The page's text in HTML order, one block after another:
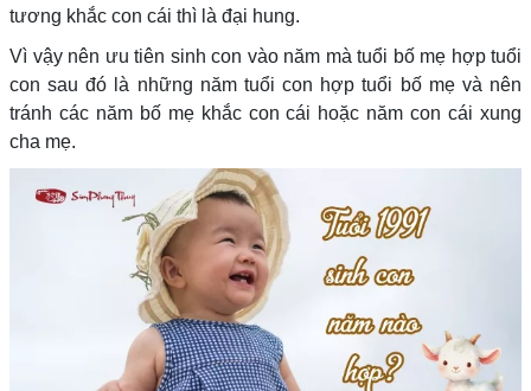
tương khắc con cái thì là đại hung.
Vì vậy nên ưu tiên sinh con vào năm mà tuổi bố mẹ hợp tuổi
con sau đó là những năm tuổi con hợp tuổi bố mẹ và nên
tránh các năm bố mẹ khắc con cái hoặc năm con cái xung
cha mẹ.